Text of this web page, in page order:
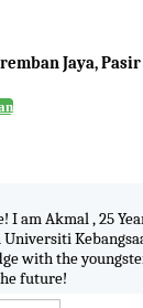
Jaya,
I am Akmal , 25
with the
future!